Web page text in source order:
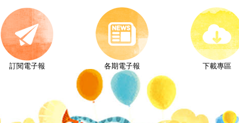
訂閱電子報 各期電子報 下載專區